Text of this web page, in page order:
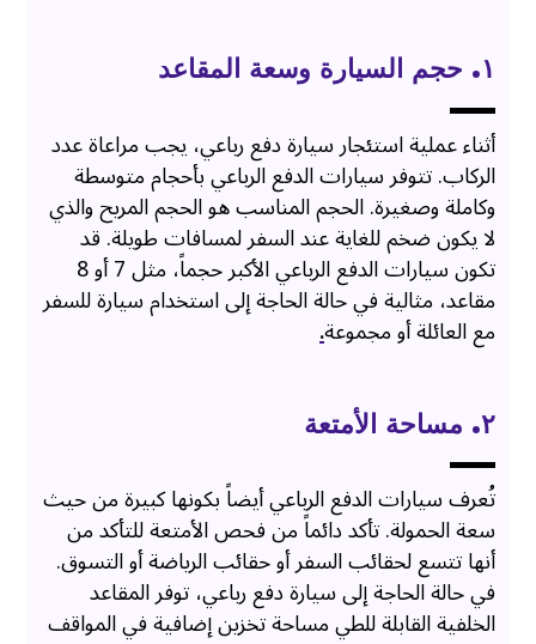
١. حجم السيارة وسعة المقاعد
أثناء عملية استئجار سيارة دفع رباعي، يجب مراعاة عدد
الركاب. تتوفر سيارات الدفع الرباعي بأحجام متوسطة
وكاملة وصغيرة. الحجم المناسب هو الحجم المريح والذي
لا يكون ضخم للغاية عند السفر لمسافات طويلة. قد
تكون سيارات الدفع الرباعي الأكبر حجماً، مثل 7 أو 8
مقاعد، مثالية في حالة الحاجة إلى استخدام سيارة للسفر
مع العائلة أو مجموعة.
٢. مساحة الأمتعة
تُعرف سيارات الدفع الرباعي أيضاً بكونها كبيرة من حيث
سعة الحمولة. تأكد دائماً من فحص الأمتعة للتأكد من
أنها تتسع لحقائب السفر أو حقائب الرياضة أو التسوق.
في حالة الحاجة إلى سيارة دفع رباعي، توفر المقاعد
الخلفية القابلة للطي مساحة تخزين إضافية في المواقف